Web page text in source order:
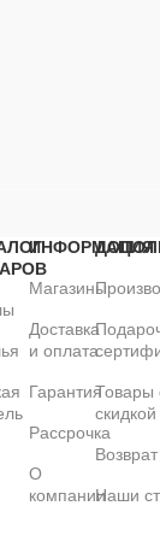
ИНФОРМАЦИЯ
Магазины
Доставка
и оплата
Гарантия
Рассрочка
О
компании
Товары
скидкой
Наши